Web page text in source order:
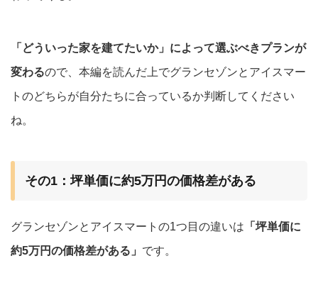
「どういった家を建てたいか」によって選ぶべきプランが
変わるので、本編を読んだ上でグランセゾンとアイスマー
トのどちらが自分たちに合っているか判断してください
ね。
その1：坪単価に約5万円の価格差がある
グランセゾンとアイスマートの1つ目の違いは 「坪単価に
約5万円の価格差がある」 です。